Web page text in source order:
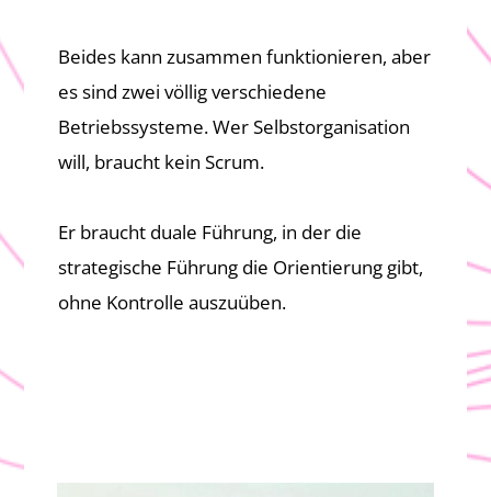
Beides kann zusammen funktionieren, aber
es sind zwei völlig verschiedene
Betriebssysteme. Wer Selbstorganisation
will, braucht kein Scrum.
Er braucht duale Führung, in der die
strategische Führung die Orientierung gibt,
ohne Kontrolle auszuüben.